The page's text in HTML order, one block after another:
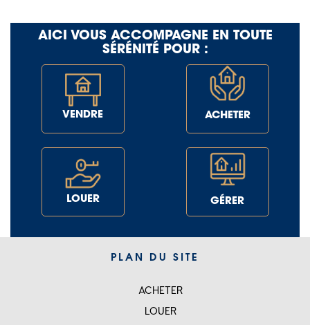
AICI VOUS ACCOMPAGNE EN TOUTE
SÉRÉNITÉ POUR :
VENDRE ACHETER
LOUER GÉRER
PLAN DU SITE
ACHETER
LOUER